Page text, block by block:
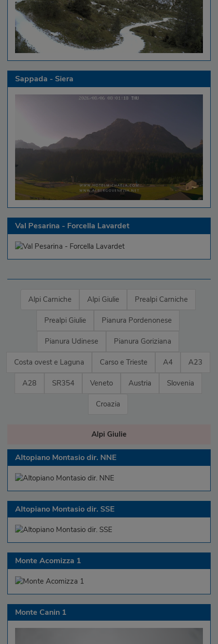
Sappada - Siera
Val Pesarina - Forcella Lavardet
Alpi Carniche Alpi Giulie Prealpi Carniche
Prealpi Giulie Pianura Pordenonese
Pianura Udinese Pianura Goriziana
Costa ovest e Laguna Carso e Trieste A4 A23
A28 SR354 Veneto Austria Slovenia
Croazia
Alpi Giulie
Altopiano Montasio dir. NNE
Altopiano Montasio dir. SSE
Monte Acomizza 1
Monte Canin 1